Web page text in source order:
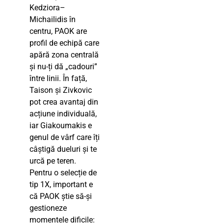
Kedziora–
Michailidis în
centru, PAOK are
profil de echipă care
apără zona centrală
și nu-ți dă „cadouri”
între linii. În față,
Taison și Zivkovic
pot crea avantaj din
acțiune individuală,
iar Giakoumakis e
genul de vârf care îți
câștigă dueluri și te
urcă pe teren.
Pentru o selecție de
tip 1X, important e
că PAOK știe să-și
gestioneze
momentele dificile: